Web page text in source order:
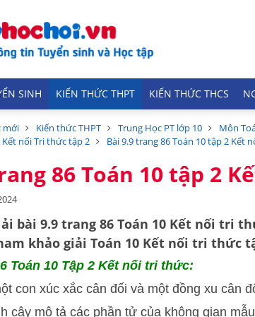
SINH KIẾN THỨC THPT KIẾN THỨC THCS
mới Kiến thức THPT Trung Học PT lớp 10
Môn
Kết nối Tri thức tập 2
Bài 9.9 trang 86 Toán 10 tập 2 Kết
86 Toán 10 tập 2
bài 9.9 trang 86 Toán 10 Kết nối tri
khảo giải Toán 10 Kết nối tri thức
Toán 10 Tập 2 Kết nối tri thức:
con xúc xắc cân đối và một đồng xu cân
cây mô tả các phần tử của không gian